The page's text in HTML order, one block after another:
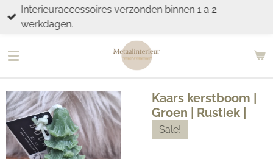
Ga
direct
de
Interieuraccessoires verzonden binnen 1 a 2
werkdagen.
Kaars kerstboom |
Groen | Rustiek |
Sale!